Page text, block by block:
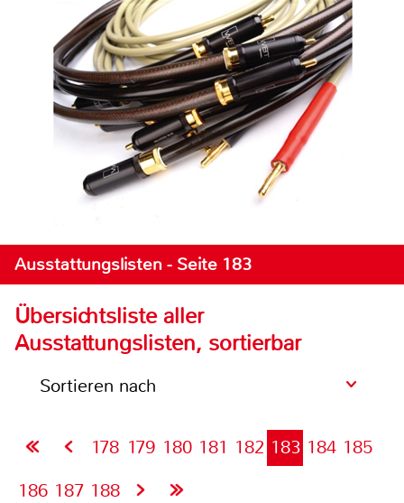
Ausstattungslisten - Seite 183
Übersichtsliste aller
Ausstattungslisten, sortierbar
Sortieren nach
178 179 180 181 182 183 184 185
186 187 188